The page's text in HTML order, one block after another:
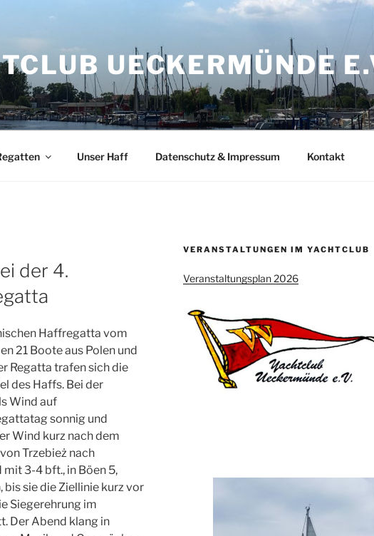
UECKERMÜNDE
Unser Haff Datenschutz & Impressum Kontakt
der 4.
Haffregatta vom
21 Boote aus Polen und
Regatta trafen sich die
des Haffs. Bei der
Wind auf
sonnig und
Wind kurz nach dem
Trzebież nach
3-4 bft., in Böen 5,
bis sie die Ziellinie kurz vor
Siegerehrung im
Der Abend klang in
VERANSTALTUNGEN IM YACHTCLUB
Veranstaltungsplan 2026